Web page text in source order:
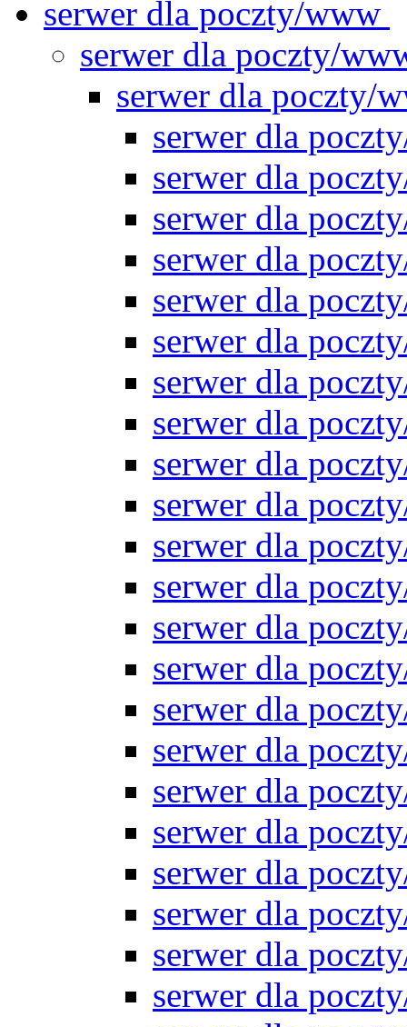
serwer dla poczty/www
serwer dla poczty/
serwer dla poczty/
serwer dla
serwer dla
serwer dla
serwer dla
serwer dla
serwer dla
serwer dla
serwer dla
serwer dla
serwer dla
serwer dla
serwer dla
serwer dla
serwer dla
serwer dla
serwer dla
serwer dla
serwer dla
serwer dla
serwer dla
serwer dla
serwer dla